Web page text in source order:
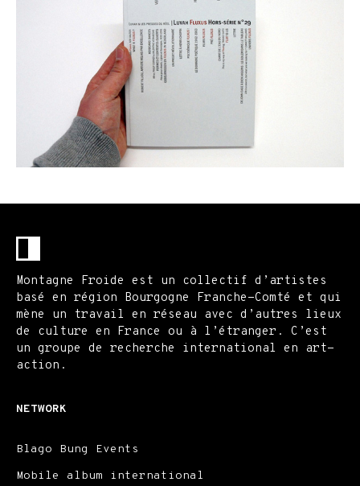
Montagne Froide est un collectif d’artistes
basé en région Bourgogne Franche-Comté et qui
mène un travail en réseau avec d’autres lieux
de culture en France ou à l’étranger. C’est
un groupe de recherche international en art-
action.
NETWORK
Blago Bung Events
Mobile album international